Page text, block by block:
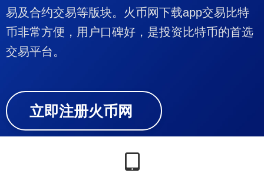
易及合约交易等版块。火币网下载app交易比特
币非常方便，用户口碑好，是投资比特币的首选
交易平台。
立即注册火币网